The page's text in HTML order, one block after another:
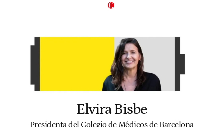
Elvira Bisbe
Presidenta del Colegio de Médicos de Barcelona